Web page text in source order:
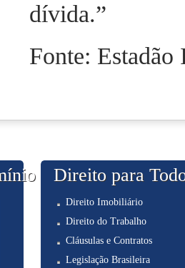
dívida.”
Fonte: Estadão
Direito para
Direito Imobiliário
Direito do Trabalho
Cláusulas e Contratos
Legislação Brasileira